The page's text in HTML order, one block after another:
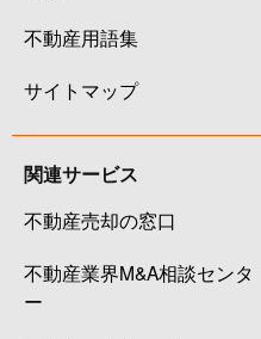
不動産用語集
サイトマップ
関連サービス
不動産売却の窓口
不動産業界M&A相談センタ
ー